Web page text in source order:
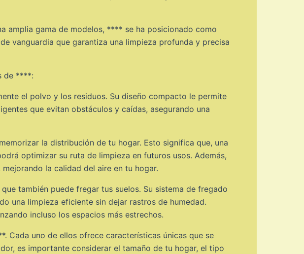
amplia gama de modelos, **** se ha posicionado como
vanguardia que garantiza una limpieza profunda y precisa
de ****:
el polvo y los residuos. Su diseño compacto le permite
que evitan obstáculos y caídas, asegurando una
la distribución de tu hogar. Esto significa que, una
optimizar su ruta de limpieza en futuros usos. Además,
la calidad del aire en tu hogar.
también puede fregar tus suelos. Su sistema de fregado
una limpieza eficiente sin dejar rastros de humedad.
incluso los espacios más estrechos.
Cada uno de ellos ofrece características únicas que se
es importante considerar el tamaño de tu hogar, el tipo